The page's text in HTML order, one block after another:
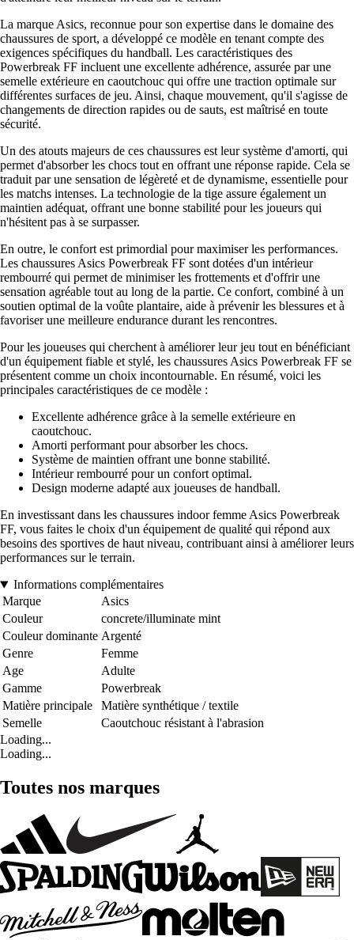
La marque Asics, reconnue pour son expertise dans le domaine des
chaussures de sport, a développé ce modèle en tenant compte des
exigences spécifiques du handball. Les caractéristiques des
Powerbreak FF incluent une excellente adhérence, assurée par une
semelle extérieure en caoutchouc qui offre une traction optimale sur
différentes surfaces de jeu. Ainsi, chaque mouvement, qu'il s'agisse de
changements de direction rapides ou de sauts, est maîtrisé en toute
sécurité.
Un des atouts majeurs de ces chaussures est leur système d'amorti, qui
permet d'absorber les chocs tout en offrant une réponse rapide. Cela se
traduit par une sensation de légèreté et de dynamisme, essentielle pour
les matchs intenses. La technologie de la tige assure également un
maintien adéquat, offrant une bonne stabilité pour les joueurs qui
n'hésitent pas à se surpasser.
En outre, le confort est primordial pour maximiser les performances.
Les chaussures Asics Powerbreak FF sont dotées d'un intérieur
rembourré qui permet de minimiser les frottements et d'offrir une
sensation agréable tout au long de la partie. Ce confort, combiné à un
soutien optimal de la voûte plantaire, aide à prévenir les blessures et à
favoriser une meilleure endurance durant les rencontres.
Pour les joueuses qui cherchent à améliorer leur jeu tout en bénéficiant
d'un équipement fiable et stylé, les chaussures Asics Powerbreak FF se
présentent comme un choix incontournable. En résumé, voici les
principales caractéristiques de ce modèle :
Excellente adhérence grâce à la semelle extérieure en
caoutchouc.
Amorti performant pour absorber les chocs.
Système de maintien offrant une bonne stabilité.
Intérieur rembourré pour un confort optimal.
Design moderne adapté aux joueuses de handball.
En investissant dans les chaussures indoor femme Asics Powerbreak
FF, vous faites le choix d'un équipement de qualité qui répond aux
besoins des sportives de haut niveau, contribuant ainsi à améliorer leurs
performances sur le terrain.
Informations complémentaires
Marque
Asics
Couleur
concrete/illuminate mint
Couleur dominante Argenté
Genre
Femme
Age
Adulte
Gamme
Powerbreak
Matière principale
Matière synthétique / textile
Semelle
Caoutchouc résistant à l'abrasion
Loading...
Loading...
Toutes nos marques